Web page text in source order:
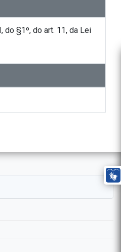
do §1º, do art. 11, da Lei